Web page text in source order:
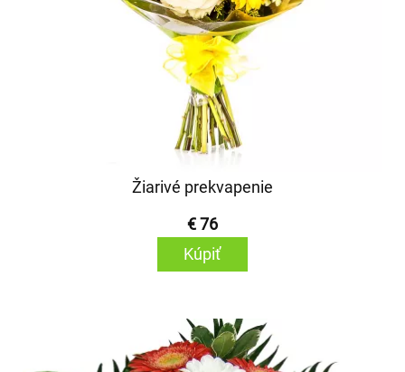
Žiarivé prekvapenie
€ 76
Kúpiť